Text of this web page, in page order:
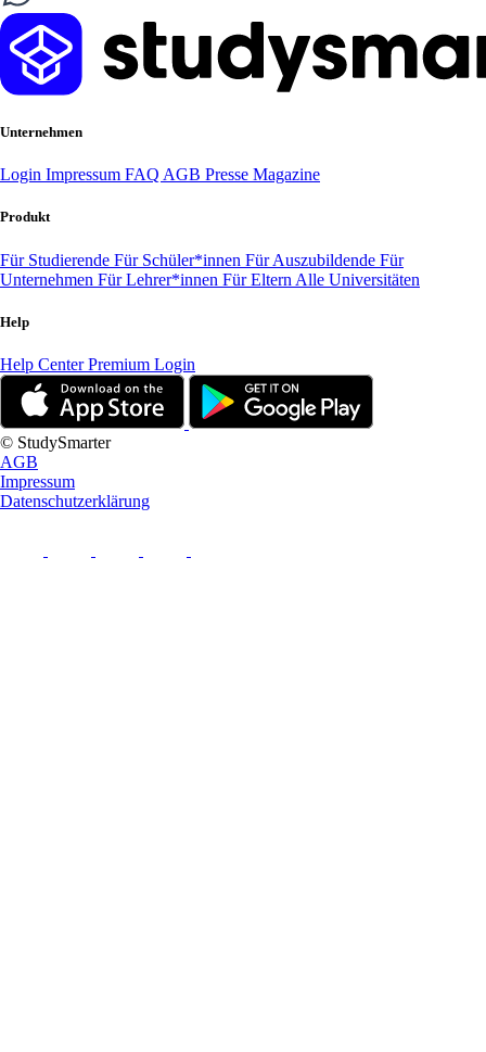
Unternehmen
Login Impressum FAQ AGB Presse Magazine
Produkt
Für Studierende Für Schüler*innen Für Auszubildende Für
Unternehmen Für Lehrer*innen Für Eltern Alle Universitäten
Help
Help CenterPremium Login
© StudySmarter
AGB
Impressum
Datenschutzerklärung